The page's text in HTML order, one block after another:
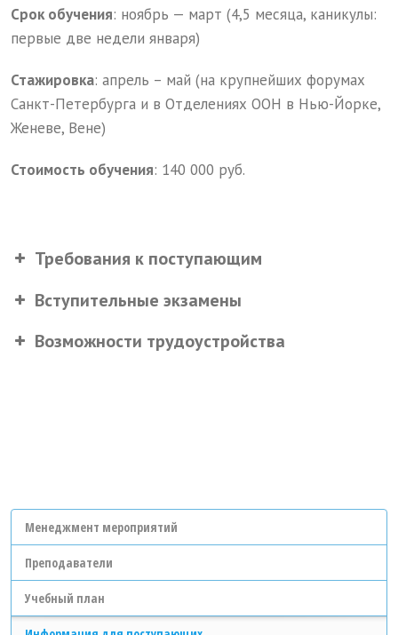
Срок обучения: ноябрь — март (4,5 месяца, каникулы:
первые две недели января)
Стажировка: апрель – май (на крупнейших форумах
Санкт-Петербурга и в Отделениях ООН в Нью-Йорке,
Женеве, Вене)
Стоимость обучения: 140 000 руб.
Требования к поступающим
Вступительные экзамены
Возможности трудоустройства
Менеджмент мероприятий
Преподаватели
Учебный план